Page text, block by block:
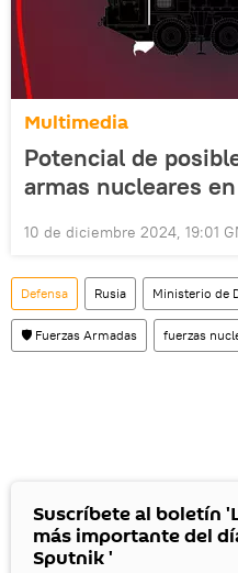
Multimedia
Potencial de
armas nucleares
10 de diciembre 2024, 19:01
Defensa Rusia Ministerio de
🛡️ Fuerzas Armadas fuerzas
Suscríbete al boletín
más importante del
Sputnik '